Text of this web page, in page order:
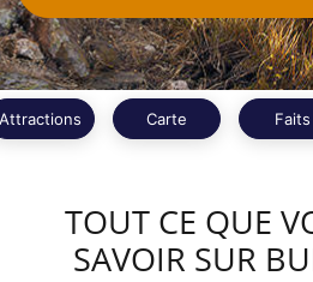
Attractions Carte Faits
TOUT CE QUE
SAVOIR SUR